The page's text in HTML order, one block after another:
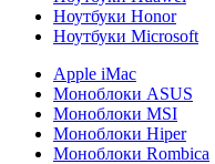
Ноутбуки Honor
Ноутбуки Microsoft
Apple iMac
Моноблоки ASUS
Моноблоки MSI
Моноблоки Hiper
Моноблоки Rombica